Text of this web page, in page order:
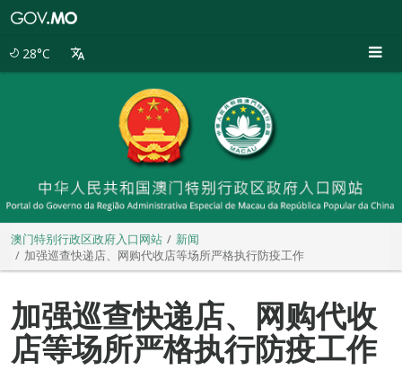
28°C
澳门特别行政区政府入口网站
新闻
加强巡查快递店、网购代收店等场所严格执行防疫工作
加强巡查快递店、网购代收
店等场所严格执行防疫工作